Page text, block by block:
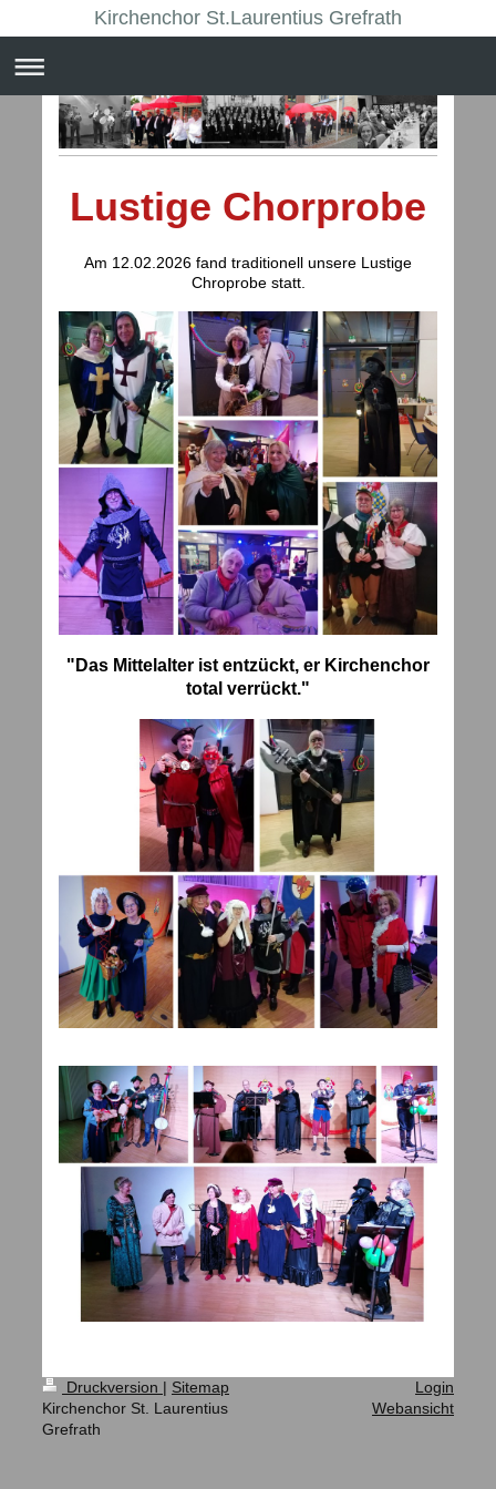
Kirchenchor St.Laurentius Grefrath
Lustige Chorprobe
Am 12.02.2026 fand traditionell unsere Lustige
Chroprobe statt.
"Das Mittelalter ist entzückt, er Kirchenchor
total verrückt."
Druckversion | Sitemap
Kirchenchor St. Laurentius
Grefrath
Login
Webansicht